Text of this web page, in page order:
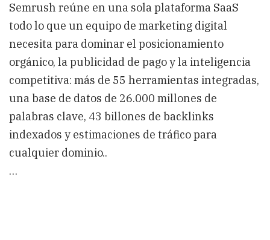
Semrush reúne en una sola plataforma SaaS
todo lo que un equipo de marketing digital
necesita para dominar el posicionamiento
orgánico, la publicidad de pago y la inteligencia
competitiva: más de 55 herramientas integradas,
una base de datos de 26.000 millones de
palabras clave, 43 billones de backlinks
indexados y estimaciones de tráfico para
cualquier dominio..
…